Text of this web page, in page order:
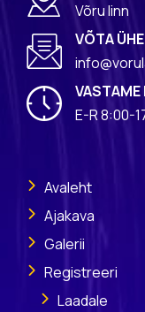
Võru linn
VÕTA
VASTAME
E-R 8:00-
Avaleht
Ajakava
Galerii
Registreeri
Laadale